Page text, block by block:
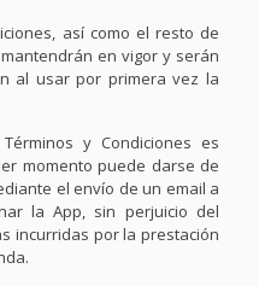
así como el resto de
en vigor y serán
al usar por primera vez la
y Condiciones es
momento puede darse de
el envío de un email a
la App, sin perjuicio del
incurridas por la prestación